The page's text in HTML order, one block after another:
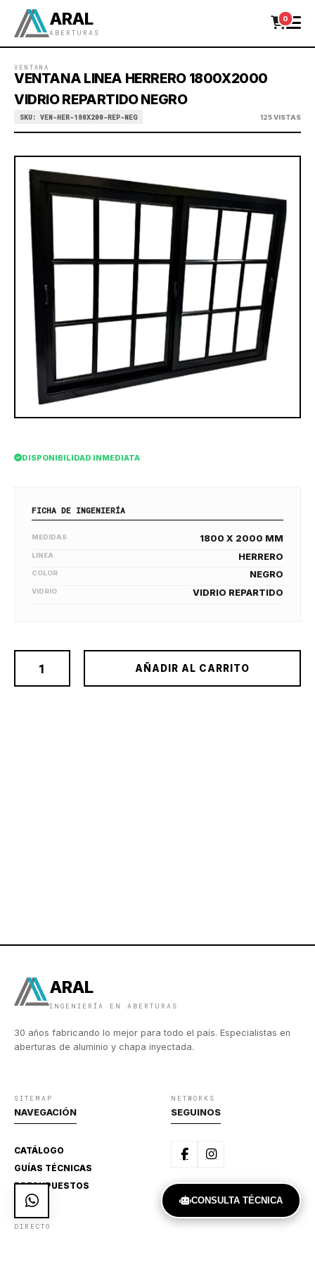
ARAL
ABERTURAS
0
VENTANA
VENTANA LINEA HERRERO 1800X2000
VIDRIO REPARTIDO NEGRO
SKU: VEN-HER-180X200-REP-NEG 125 VISTAS
DISPONIBILIDAD INMEDIATA
FICHA DE INGENIERÍA
MEDIDAS 1800 X 2000 MM
LÍNEA HERRERO
COLOR NEGRO
VIDRIO VIDRIO REPARTIDO
AÑADIR AL CARRITO
ARAL
INGENIERÍA EN ABERTURAS
30 años fabricando lo mejor para todo el país. Especialistas en
aberturas de aluminio y chapa inyectada.
SITEMAP
NAVEGACIÓN
CATÁLOGO
GUÍAS TÉCNICAS
PRESUPUESTOS
NETWORKS
SEGUINOS
DIRECTO
CONSULTA TÉCNICA